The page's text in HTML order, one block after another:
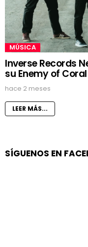
MÚSICA
Inverse Records
su Enemy of
hace 2 meses
LEER MÁS...
SÍGUENOS EN